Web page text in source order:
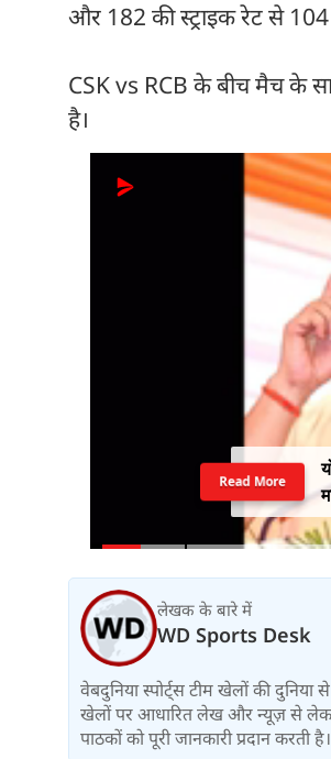
और 182 की स्ट्राइक रेट से
CSK vs RCB के बीच मैच के
है।
Read More
लेखक के बारे में
WD Sports Desk
वेबदुनिया स्पोर्ट्स टीम खेलों की
खेलों पर आधारित लेख और न्यूज़ से
पाठकों को पूरी जानकारी प्रदान करती